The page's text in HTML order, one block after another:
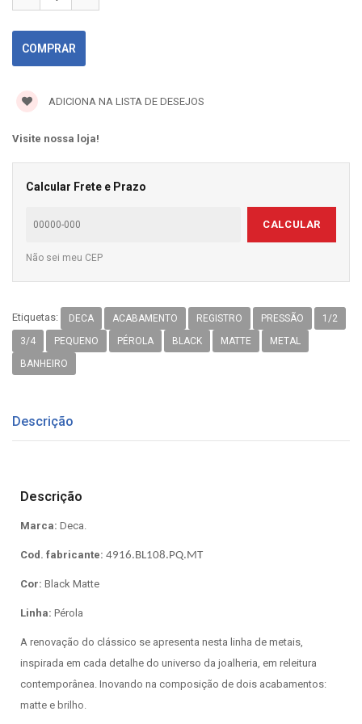
ADICIONA NA LISTA DE DESEJOS
Visite nossa loja!
Calcular Frete e Prazo
CALCULAR
Não sei meu CEP
Etiquetas: DECA ACABAMENTO REGISTRO PRESSÃO
1/2
3/4
PEQUENO PÉROLA BLACK MATTE
METAL
BANHEIRO
Descrição
Descrição
Marca: Deca.
Cod. fabricante: 4916.BL108.PQ.MT
Cor: Black Matte
Linha: Pérola
A renovação do clássico se apresenta nesta linha de metais,
inspirada em cada detalhe do universo da joalheria, em releitura
contemporânea. Inovando na composição de dois acabamentos:
matte e brilho.